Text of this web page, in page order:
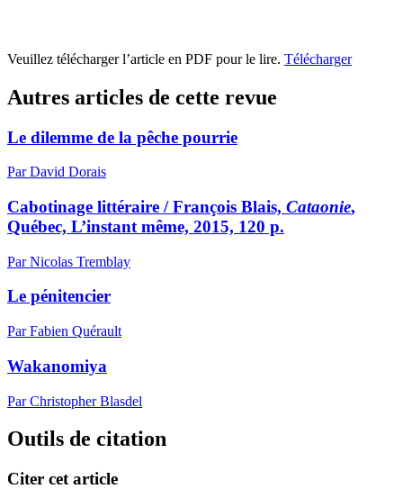
Veuillez télécharger l’article en PDF pour le lire. Télécharger
Autres articles de cette revue
Le dilemme de la pêche pourrie
Par David Dorais
Cabotinage littéraire / François Blais, Cataonie,
Québec, L’instant même, 2015, 120 p.
Par Nicolas Tremblay
Le pénitencier
Par Fabien Quérault
Wakanomiya
Par Christopher Blasdel
Outils de citation
Citer cet article